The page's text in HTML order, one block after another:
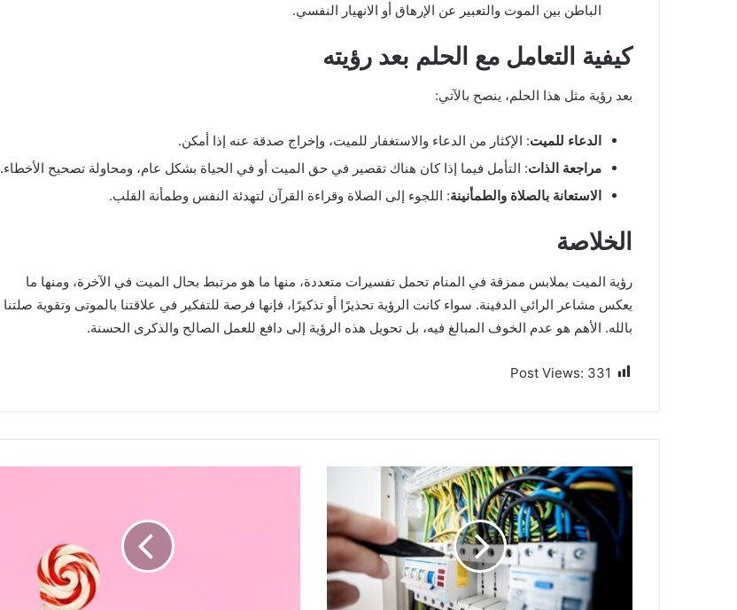
الباطن بين الموت والتعبير عن الإرهاق أو الانهيار النفسي.
كيفية التعامل مع الحلم بعد رؤيته
بعد رؤية مثل هذا الحلم، ينصح بالآتي:
الدعاء للميت: الإكثار من الدعاء والاستغفار للميت، وإخراج صدقة عنه إذا أمكن.
مراجعة الذات: التأمل فيما إذا كان هناك تقصير في حق الميت أو في الحياة بشكل عام، ومحاولة تصحيح الأخطاء.
الاستعانة بالصلاة والطمأنينة: اللجوء إلى الصلاة وقراءة القرآن لتهدئة النفس وطمأنة القلب.
الخلاصة
رؤية الميت بملابس ممزقة في المنام تحمل تفسيرات متعددة، منها ما هو مرتبط بحال الميت في الآخرة، ومنها ما
يعكس مشاعر الرائي الدفينة. سواء كانت الرؤية تحذيرًا أو تذكيرًا، فإنها فرصة للتفكير في علاقتنا بالموتى وتقوية صلتنا
بالله. الأهم هو عدم الخوف المبالغ فيه، بل تحويل هذه الرؤية إلى دافع للعمل الصالح والذكرى الحسنة.
Post Views: 331